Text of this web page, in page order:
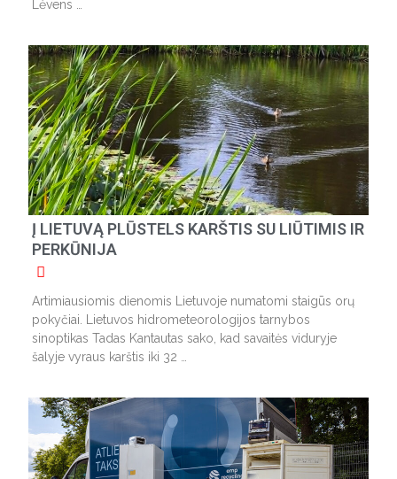
Lėvens …
Į LIETUVĄ PLŪSTELS KARŠTIS SU LIŪTIMIS IR
PERKŪNIJA
Artimiausiomis dienomis Lietuvoje numatomi staigūs orų
pokyčiai. Lietuvos hidrometeorologijos tarnybos
sinoptikas Tadas Kantautas sako, kad savaitės viduryje
šalyje vyraus karštis iki 32 …